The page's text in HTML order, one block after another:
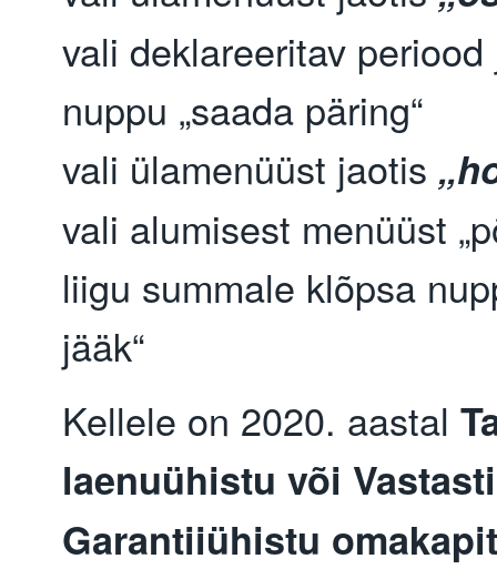
vali deklareeritav
nuppu „saada päring“
vali ülamenüüst jaotis
vali alumisest menüüst
liigu summale klõpsa
jääk“
Kellele on 2020. aastal
laenuühistu või
Garantiiühistu